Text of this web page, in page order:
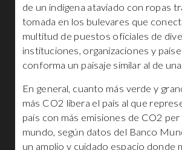
de un indígena ataviado con ropas
tomada en los bulevares que
multitud de puestos oficiales de
instituciones, organizaciones y
conforma un paisaje similar al de
En general, cuanto más verde y
más CO2 libera el país al que
país con más emisiones de CO2 per
mundo, según datos del Banco
un amplio y cuidado espacio donde